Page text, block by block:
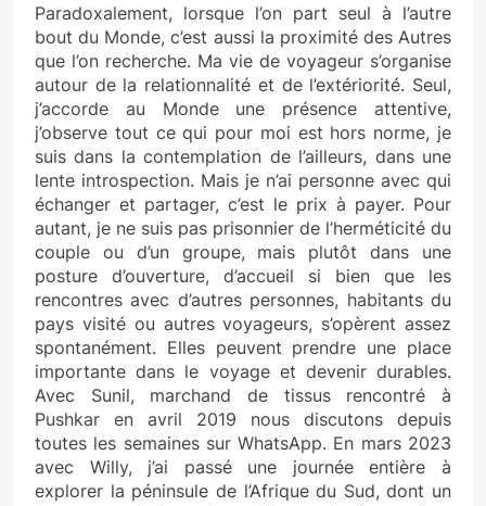
Paradoxalement, lorsque l’on part seul à l’autre
bout du Monde, c’est aussi la proximité des Autres
que l’on recherche. Ma vie de voyageur s’organise
autour de la relationnalité et de l’extériorité. Seul,
j’accorde au Monde une présence attentive,
j’observe tout ce qui pour moi est hors norme, je
suis dans la contemplation de l’ailleurs, dans une
lente introspection. Mais je n’ai personne avec qui
échanger et partager, c’est le prix à payer. Pour
autant, je ne suis pas prisonnier de l’herméticité du
couple ou d’un groupe, mais plutôt dans une
posture d’ouverture, d’accueil si bien que les
rencontres avec d’autres personnes, habitants du
pays visité ou autres voyageurs, s’opèrent assez
spontanément. Elles peuvent prendre une place
importante dans le voyage et devenir durables.
Avec Sunil, marchand de tissus rencontré à
Pushkar en avril 2019 nous discutons depuis
toutes les semaines sur WhatsApp. En mars 2023
avec Willy, j’ai passé une journée entière à
explorer la péninsule de l’Afrique du Sud, dont un